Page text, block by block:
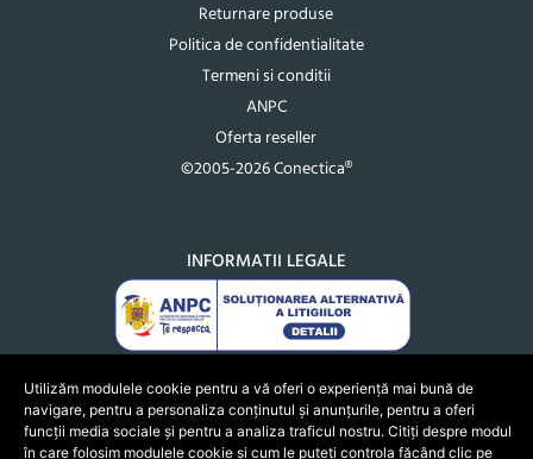
Returnare produse
Politica de confidentialitate
Termeni si conditii
ANPC
Oferta reseller
©2005-2026 Conectica®
INFORMATII LEGALE
Utilizăm modulele cookie pentru a vă oferi o experiență mai bună de
navigare, pentru a personaliza conținutul și anunțurile, pentru a oferi
funcții media sociale și pentru a analiza traficul nostru. Citiți despre modul
în care folosim modulele cookie și cum le puteți controla făcând clic pe